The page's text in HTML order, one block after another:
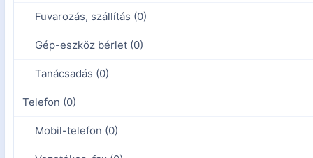
Fuvarozás, szállítás (0)
Gép-eszköz bérlet (0)
Tanácsadás (0)
Telefon (0)
Mobil-telefon (0)